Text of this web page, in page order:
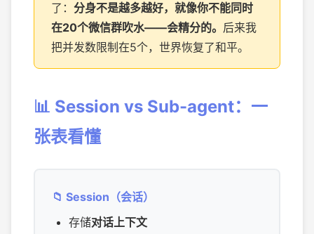
了： 分身不是越多越好，就像你不能同时
在20个微信群吹水——会精分的。 后来我
把并发数限制在5个，世界恢复了和平。
📊 Session vs Sub-agent：一
张表看懂
📁 Session（会话）
存储对话上下文